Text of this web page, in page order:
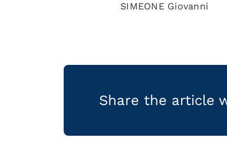
SIMEONE Giovanni
Share the article